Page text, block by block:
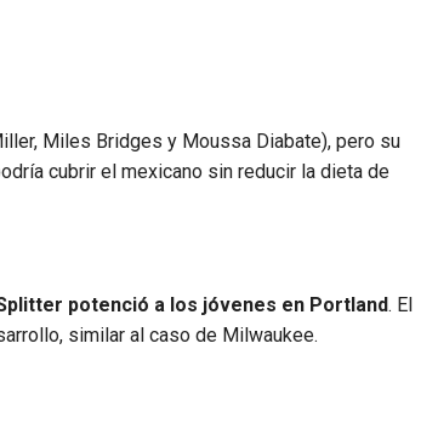
Miles Bridges y Moussa Diabate), pero su
cubrir el mexicano sin reducir la dieta de
potenció a los jóvenes en Portland. El
similar al caso de Milwaukee.